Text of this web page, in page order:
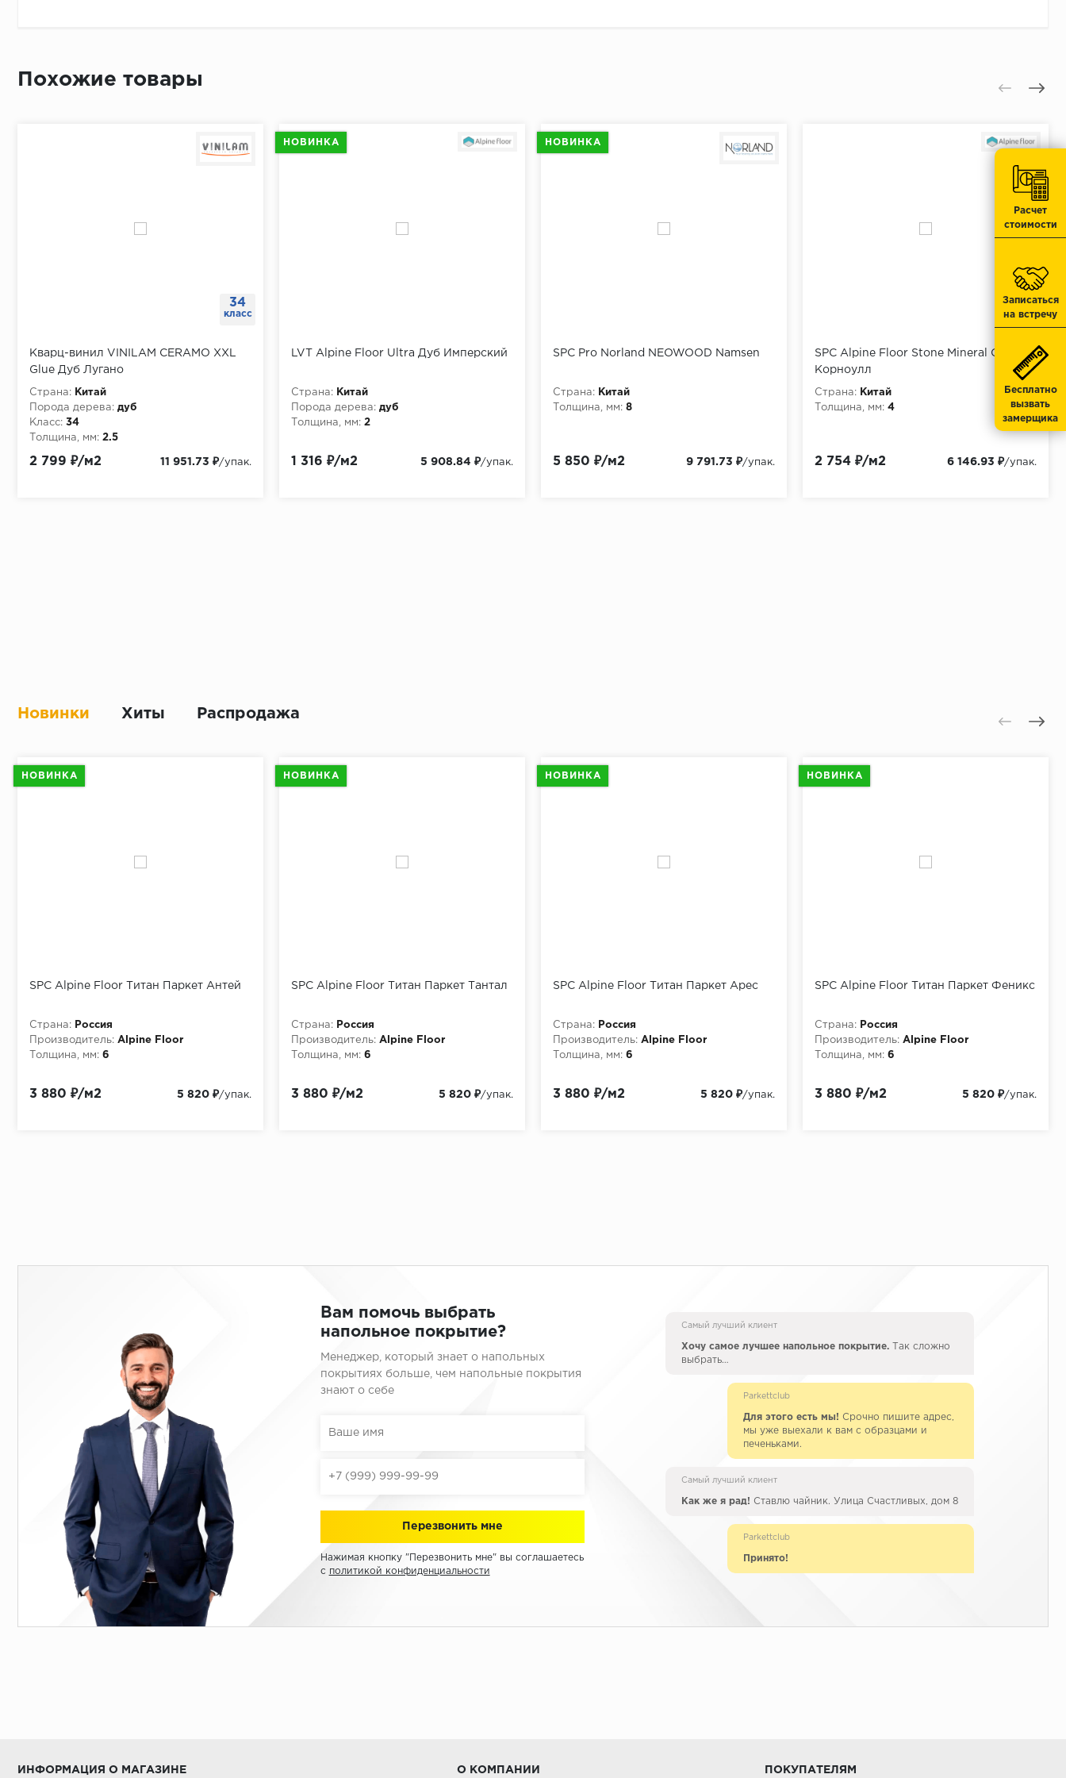
При помощи шуруповерта завернуть саморезы через плинтус в дюбеля.
Похожие товары
34
класс
Кварц-винил VINILAM CERAMO XXL
Glue Дуб Лугано
Страна:
Китай
Порода дерева: дуб
Класс: 34
Толщина, мм: 2.5
2 799 ₽/м2 11 951.73 ₽/упак.
НОВИНКА
LVT Alpine Floor Ultra Дуб Имперский
Страна:
Китай
Порода дерева: дуб
Толщина, мм: 2
1 316 ₽/м2 5 908.84 ₽/упак.
НОВИНКА
SPC Pro Norland NEOWOOD Namsen
Страна:
Китай
Толщина, мм: 8
5 850 ₽/м2 9 791.73 ₽/упак.
SPC Alpine Floor Stone Mineral Core
Корноулл
Страна:
Китай
Толщина, мм: 4
2 754 ₽/м2 6 146.93 ₽/упак.
Новинки Хиты Распродажа
НОВИНКА
SPC Alpine Floor Титан Паркет Антей
Страна:
Россия
Производитель: Alpine Floor
Толщина, мм: 6
3 880 ₽/м2 5 820 ₽/упак.
НОВИНКА
SPC Alpine Floor Титан Паркет Тантал
Страна:
Россия
Производитель: Alpine Floor
Толщина, мм: 6
3 880 ₽/м2 5 820 ₽/упак.
НОВИНКА
SPC Alpine Floor Титан Паркет Арес
Страна:
Россия
Производитель: Alpine Floor
Толщина, мм: 6
3 880 ₽/м2 5 820 ₽/упак.
НОВИНКА
SPC Alpine Floor Титан Паркет Феникс
Страна:
Россия
Производитель: Alpine Floor
Толщина, мм: 6
3 880 ₽/м2 5 820 ₽/упак.
Вам помочь выбрать
напольное покрытие?
Менеджер, который знает о напольных
покрытиях больше, чем напольные покрытия
знают о себе
Нажимая кнопку "Перезвонить мне" вы соглашаетесь
с политикой конфиденциальности
Самый лучший клиент
Хочу самое лучшее напольное покрытие.Так сложно
выбрать…
Parkettclub
Для этого есть мы! Срочно пишите адрес,
мы уже выехали к вам с образцами и
печеньками.
Самый лучший клиент
Как же я рад! Ставлю чайник. Улица Счастливых, дом 8
Parkettclub
Принято!
Расчет
стоимости
Записаться
на встречу
Бесплатно
вызвать
замерщика
ИНФОРМАЦИЯ О МАГАЗИНЕ О КОМПАНИИ ПОКУПАТЕЛЯМ